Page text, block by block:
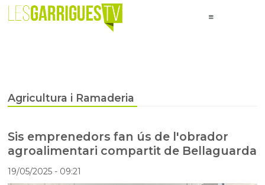
Agricultura i Ramaderia
Sis emprenedors fan ús de l'obrador
agroalimentari compartit de Bellaguarda
19/05/2025- 09:21